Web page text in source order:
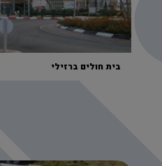
בית חולים ברזילי